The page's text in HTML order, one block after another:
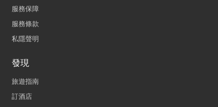
服務保障
服務條款
私隱聲明
發現
旅遊指南
訂酒店